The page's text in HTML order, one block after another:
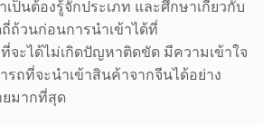
ป็นต้องรู้จักประเภท และศึกษาเกี่ยวกับ
ถ้วนก่อนการนำเข้าได้ที่
จะได้ไม่เกิดปัญหาติดขัด มีความเข้าใจ
รถที่จะนำเข้าสินค้าจากจีนได้อย่าง
ยมากที่สุด